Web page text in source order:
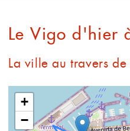
Le Vigo d'hier
La ville au travers
+
−